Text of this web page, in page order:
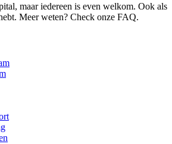
maar iedereen is even welkom. Ook als
Meer weten? Check onze FAQ.